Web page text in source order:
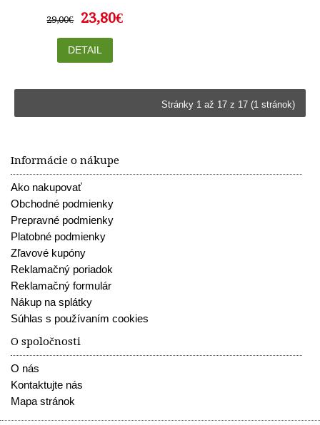
29,00€ 23,80€
DETAIL
Stránky 1 až 17 z 17 (1 stránok)
Informácie o nákupe
Ako nakupovať
Obchodné podmienky
Prepravné podmienky
Platobné podmienky
Zľavové kupóny
Reklamačný poriadok
Reklamačný formulár
Nákup na splátky
Súhlas s používaním cookies
O spoločnosti
O nás
Kontaktujte nás
Mapa stránok